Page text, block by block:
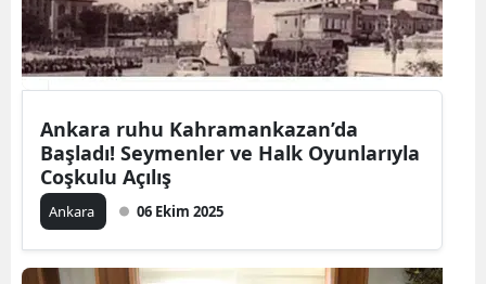
Ankara ruhu Kahramankazan’da
Başladı! Seymenler ve Halk Oyunlarıyla
Coşkulu Açılış
Ankara 06 Ekim 2025